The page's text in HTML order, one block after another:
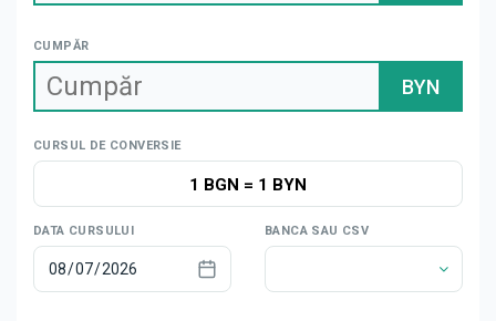
Știri
CUMPĂR
BYN
CURSUL DE CONVERSIE
1 BGN = 1 BYN
DATA CURSULUI BANCA SAU CSV